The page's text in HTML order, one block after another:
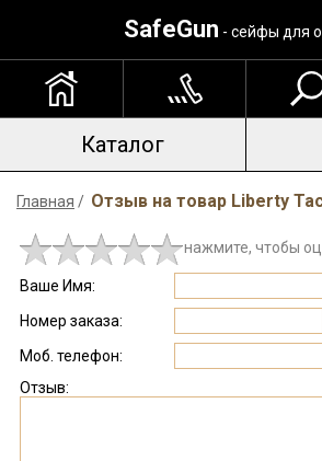
SafeGun - сейфы для
Каталог
Главная / Отзыв на товар Liberty
нажмите, чтобы
Ваше Имя:
Номер заказа:
Моб. телефон:
Отзыв: